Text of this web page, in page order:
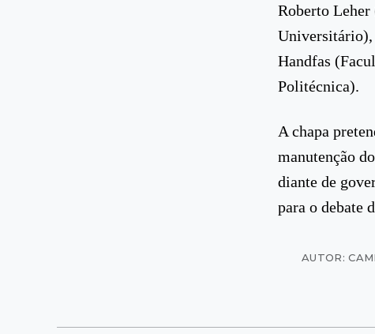
Roberto
Handfas
Politécnica).
A chapa
manutenção
diante de
para o debate
AUTOR: